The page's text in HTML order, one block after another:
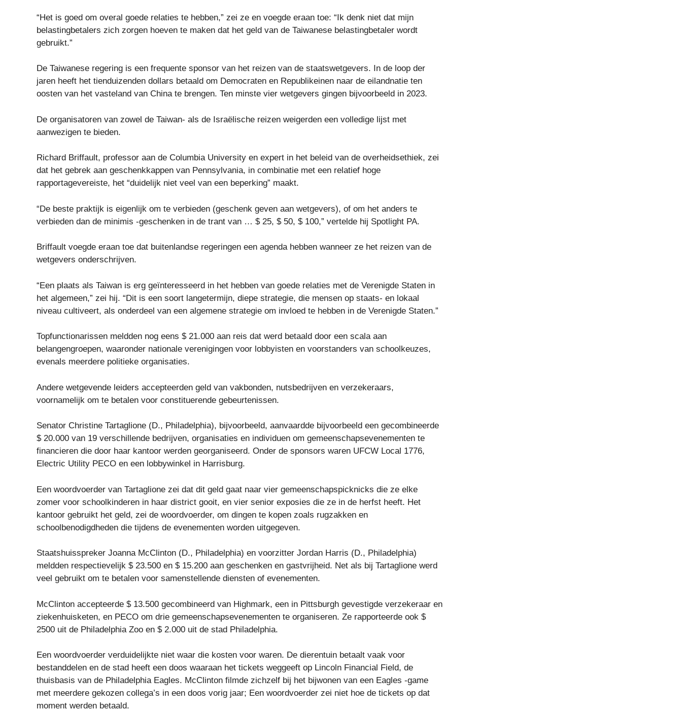
“Het is goed om overal goede relaties te hebben,” zei ze en voegde eraan toe: “Ik denk niet dat mijn
belastingbetalers zich zorgen hoeven te maken dat het geld van de Taiwanese belastingbetaler wordt
gebruikt.”
De Taiwanese regering is een frequente sponsor van het reizen van de staatswetgevers. In de loop der
jaren heeft het tienduizenden dollars betaald om Democraten en Republikeinen naar de eilandnatie ten
oosten van het vasteland van China te brengen. Ten minste vier wetgevers gingen bijvoorbeeld in 2023.
De organisatoren van zowel de Taiwan- als de Israëlische reizen weigerden een volledige lijst met
aanwezigen te bieden.
Richard Briffault, professor aan de Columbia University en expert in het beleid van de overheidsethiek, zei
dat het gebrek aan geschenkkappen van Pennsylvania, in combinatie met een relatief hoge
rapportagevereiste, het “duidelijk niet veel van een beperking” maakt.
“De beste praktijk is eigenlijk om te verbieden (geschenk geven aan wetgevers), of om het anders te
verbieden dan de minimis -geschenken in de trant van … $ 25, $ 50, $ 100,” vertelde hij Spotlight PA.
Briffault voegde eraan toe dat buitenlandse regeringen een agenda hebben wanneer ze het reizen van de
wetgevers onderschrijven.
“Een plaats als Taiwan is erg geïnteresseerd in het hebben van goede relaties met de Verenigde Staten in
het algemeen,” zei hij. “Dit is een soort langetermijn, diepe strategie, die mensen op staats- en lokaal
niveau cultiveert, als onderdeel van een algemene strategie om invloed te hebben in de Verenigde Staten.”
Topfunctionarissen meldden nog eens $ 21.000 aan reis dat werd betaald door een scala aan
belangengroepen, waaronder nationale verenigingen voor lobbyisten en voorstanders van schoolkeuzes,
evenals meerdere politieke organisaties.
Andere wetgevende leiders accepteerden geld van vakbonden, nutsbedrijven en verzekeraars,
voornamelijk om te betalen voor constituerende gebeurtenissen.
Senator Christine Tartaglione (D., Philadelphia), bijvoorbeeld, aanvaardde bijvoorbeeld een gecombineerde
$ 20.000 van 19 verschillende bedrijven, organisaties en individuen om gemeenschapsevenementen te
financieren die door haar kantoor werden georganiseerd. Onder de sponsors waren UFCW Local 1776,
Electric Utility PECO en een lobbywinkel in Harrisburg.
Een woordvoerder van Tartaglione zei dat dit geld gaat naar vier gemeenschapspicknicks die ze elke
zomer voor schoolkinderen in haar district gooit, en vier senior exposies die ze in de herfst heeft. Het
kantoor gebruikt het geld, zei de woordvoerder, om dingen te kopen zoals rugzakken en
schoolbenodigdheden die tijdens de evenementen worden uitgegeven.
Staatshuisspreker Joanna McClinton (D., Philadelphia) en voorzitter Jordan Harris (D., Philadelphia)
meldden respectievelijk $ 23.500 en $ 15.200 aan geschenken en gastvrijheid. Net als bij Tartaglione werd
veel gebruikt om te betalen voor samenstellende diensten of evenementen.
McClinton accepteerde $ 13.500 gecombineerd van Highmark, een in Pittsburgh gevestigde verzekeraar en
ziekenhuisketen, en PECO om drie gemeenschapsevenementen te organiseren. Ze rapporteerde ook $
2500 uit de Philadelphia Zoo en $ 2.000 uit de stad Philadelphia.
Een woordvoerder verduidelijkte niet waar die kosten voor waren. De dierentuin betaalt vaak voor
bestanddelen en de stad heeft een doos waaraan het tickets weggeeft op Lincoln Financial Field, de
thuisbasis van de Philadelphia Eagles. McClinton filmde zichzelf bij het bijwonen van een Eagles -game
met meerdere gekozen collega’s in een doos vorig jaar; Een woordvoerder zei niet hoe de tickets op dat
moment werden betaald.